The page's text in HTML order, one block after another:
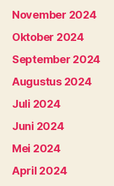
November 2024
Oktober 2024
September 2024
Augustus 2024
Juli 2024
Juni 2024
Mei 2024
April 2024